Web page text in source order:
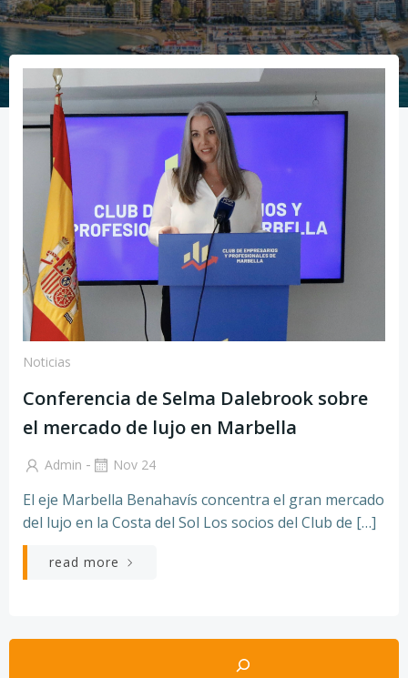
Noticias
Conferencia de Selma Dalebrook sobre
el mercado de lujo en Marbella
Admin - Nov 24
El eje Marbella Benahavís concentra el gran mercado
del lujo en la Costa del Sol Los socios del Club de […]
read more
Buscar